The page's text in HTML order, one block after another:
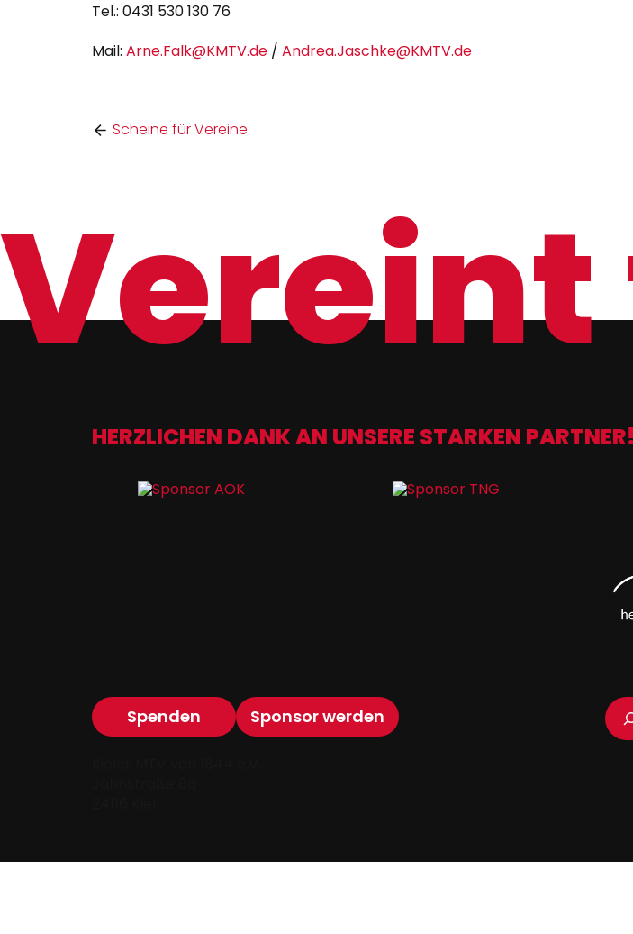
Tel.: 0431 530 130 76
Mail: Arne.Falk@KMTV.de / Andrea.Jaschke@KMTV.de
Scheine für Vereine
HERZLICHEN DANK AN UNSERE STARKEN PARTNER!
Spenden Sponsor werden